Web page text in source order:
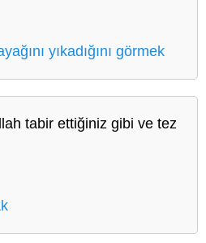
yıkadığını görmek
tabir ettiğiniz gibi ve tez